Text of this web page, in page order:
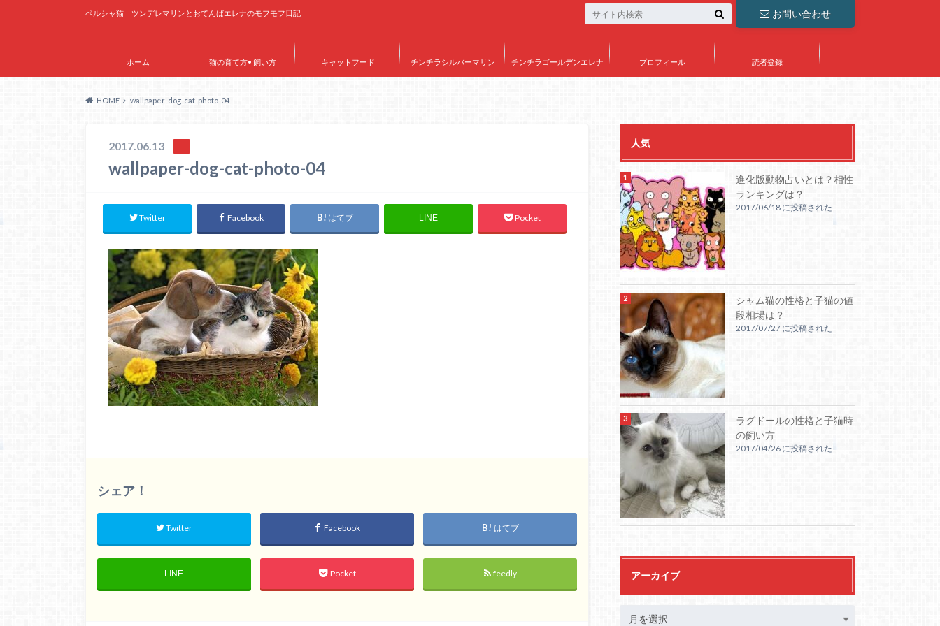
ペルシャ猫 ツンデレマリンとおてんばエレナのモフモフ日記 お問い合わせ
ホーム 猫の育て方• 飼い方 キャットフード チンチラシルバーマリン チンチラゴールデンエレナ プロフィール 読者登録
サイトマップ
HOME wallpaper-dog-cat-photo-04
2017.06.13
wallpaper-dog-cat-photo-04
Twitter Facebook はてブ LINE Pocket
シェア！
Twitter Facebook はてブ
LINE Pocket feedly
人気
進化版動物占いとは？相性
ランキングは？
2017/06/18 に投稿された
シャム猫の性格と子猫の値
段相場は？
2017/07/27 に投稿された
ラグドールの性格と子猫時
の飼い方
2017/04/26 に投稿された
アーカイブ